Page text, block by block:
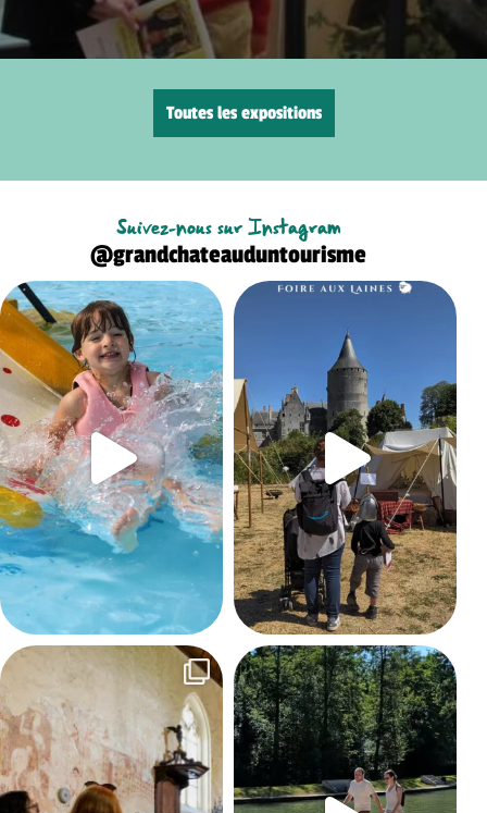
Toutes les expositions
Suivez-nous sur Instagram
@grandchateauduntourisme